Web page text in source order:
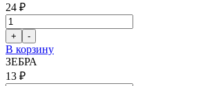
24 ₽
В корзину
ЗЕБРА
13 ₽